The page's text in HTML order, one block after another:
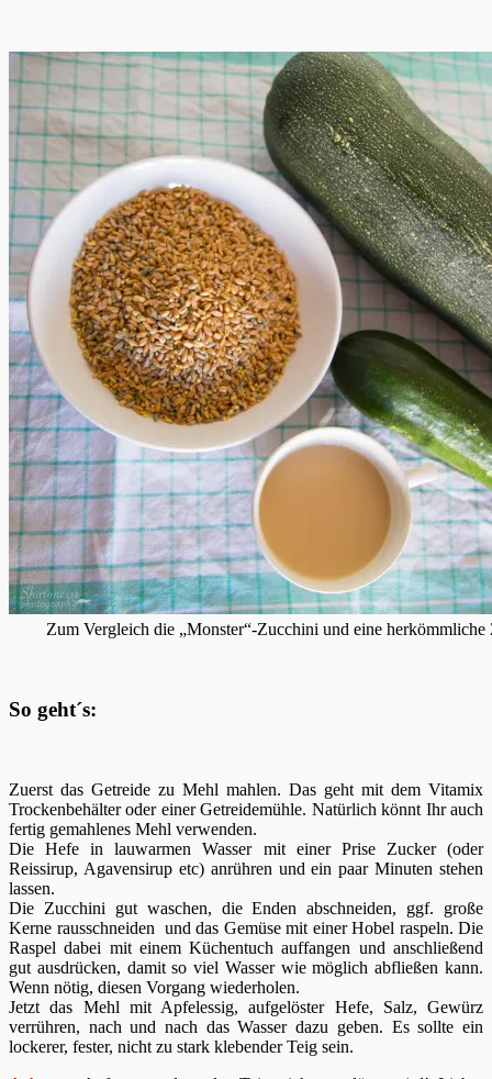
Zum Vergleich die „Monster“-Zucchini und eine
So geht´s:
Zuerst das Getreide zu Mehl mahlen. Das geht mit dem Vitamix
Trockenbehälter oder einer Getreidemühle. Natürlich könnt Ihr auch
fertig gemahlenes Mehl verwenden.
Die Hefe in lauwarmen Wasser mit einer Prise Zucker (oder
Reissirup, Agavensirup etc) anrühren und ein paar Minuten stehen
lassen.
Die Zucchini gut waschen, die Enden abschneiden, ggf. große
Kerne rausschneiden und das Gemüse mit einer Hobel raspeln. Die
Raspel dabei mit einem Küchentuch auffangen und anschließend
gut ausdrücken, damit so viel Wasser wie möglich abfließen kann.
Wenn nötig, diesen Vorgang wiederholen.
Jetzt das Mehl mit Apfelessig, aufgelöster Hefe, Salz, Gewürz
verrühren, nach und nach das Wasser dazu geben. Es sollte ein
lockerer, fester, nicht zu stark klebender Teig sein.